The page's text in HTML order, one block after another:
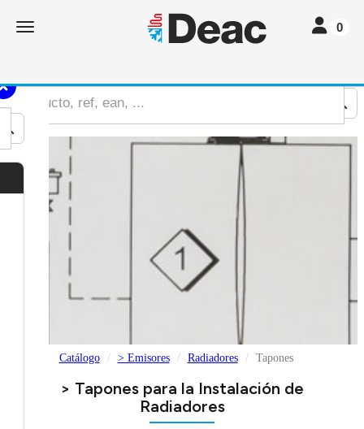
Toggle navigation Toggle
0
Catálogo > Emisores Radiadores Tapones
> Tapones para la Instalación de
Radiadores